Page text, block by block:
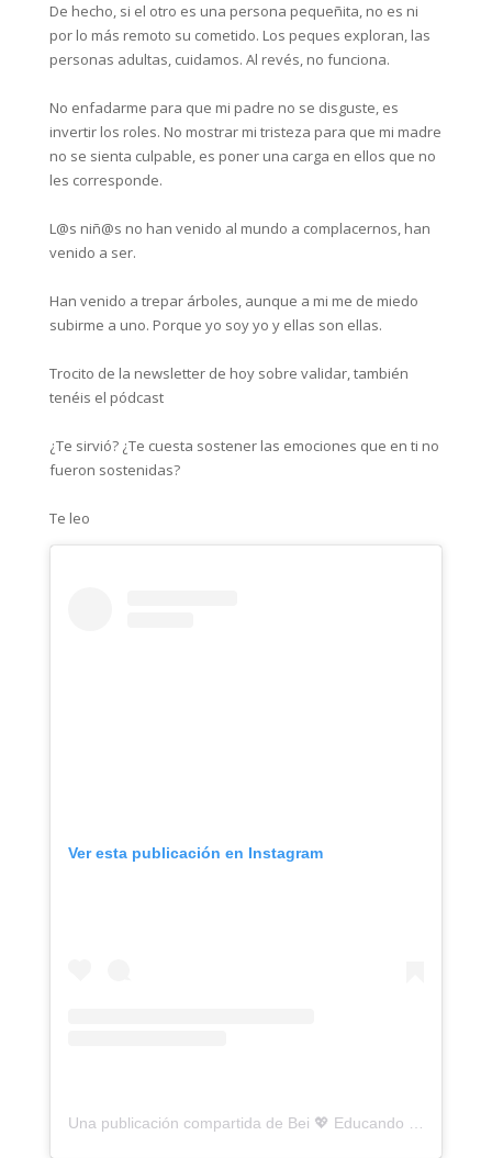
De hecho, si el otro es una persona pequeñita, no es ni
por lo más remoto su cometido. Los peques exploran, las
personas adultas, cuidamos. Al revés, no funciona.⁣
No enfadarme para que mi padre no se disguste, es
invertir los roles. No mostrar mi tristeza para que mi madre
no se sienta culpable, es poner una carga en ellos que no
les corresponde.⁣
L@s niñ@s no han venido al mundo a complacernos, han
venido a ser.⁣
Han venido a trepar árboles, aunque a mi me de miedo
subirme a uno. Porque yo soy yo y ellas son ellas.⁣
Trocito de la newsletter de hoy sobre validar, también
tenéis el pódcast⁣
¿Te sirvió? ¿Te cuesta sostener las emociones que en ti no
fueron sostenidas? ⁣
Te leo
Ver esta publicación en Instagram